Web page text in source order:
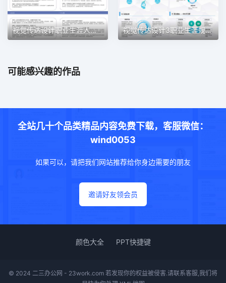
视觉传达设计职业生涯人物访谈职业生涯规划PPT模板 视觉传达设计3职业生涯规划PPT模板
可能感兴趣的作品
全站几十个品类精品内容免费下载，客服微信：
wind0053
如果可以，请把我们网站推荐给你身边需要的朋友
邀请好友领会员
颜色大全 PPT快捷键
© 2024 二三办公网 - 23work.com 若发现你的权益被侵害.请联系客服,我们将